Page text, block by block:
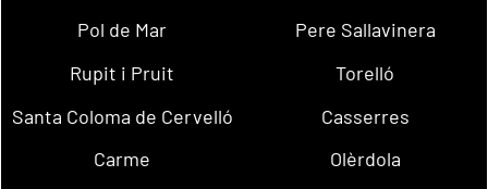
Pol de Mar
Pere Sallavinera
Rupit i Pruit
Torelló
Santa Coloma de Cervelló
Casserres
Carme
Olèrdola